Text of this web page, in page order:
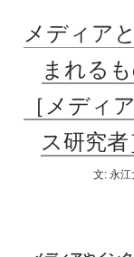
メディア
まれる
［メディ
ス研究者
文: 永江